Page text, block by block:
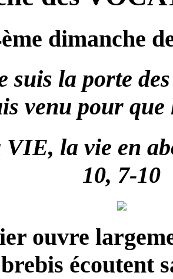
dimanche
suis la porte
venu pour que
la vie en
10, 7-10
ouvre
brebis écoutent